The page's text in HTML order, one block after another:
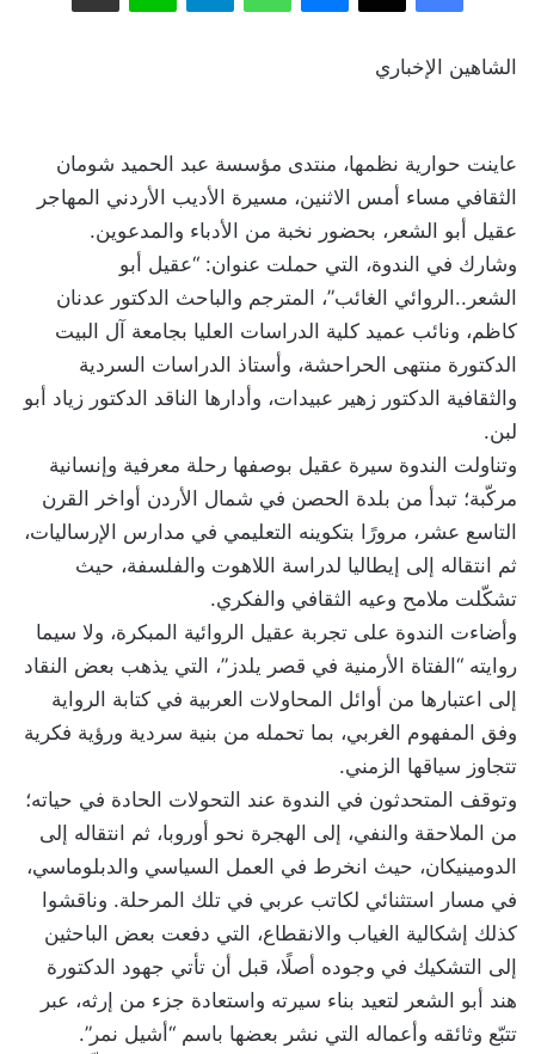
الشاهين الإخباري
عاينت حوارية نظمها، منتدى مؤسسة عبد الحميد شومان
الثقافي مساء أمس الاثنين، مسيرة الأديب الأردني المهاجر
عقيل أبو الشعر، بحضور نخبة من الأدباء والمدعوين.
وشارك في الندوة، التي حملت عنوان: “عقيل أبو
الشعر..الروائي الغائب”، المترجم والباحث الدكتور عدنان
كاظم، ونائب عميد كلية الدراسات العليا بجامعة آل البيت
الدكتورة منتهى الحراحشة، وأستاذ الدراسات السردية
والثقافية الدكتور زهير عبيدات، وأدارها الناقد الدكتور زياد أبو
لبن.
وتناولت الندوة سيرة عقيل بوصفها رحلة معرفية وإنسانية
مركّبة؛ تبدأ من بلدة الحصن في شمال الأردن أواخر القرن
التاسع عشر، مرورًا بتكوينه التعليمي في مدارس الإرساليات،
ثم انتقاله إلى إيطاليا لدراسة اللاهوت والفلسفة، حيث
تشكّلت ملامح وعيه الثقافي والفكري.
وأضاءت الندوة على تجربة عقيل الروائية المبكرة، ولا سيما
روايته “الفتاة الأرمنية في قصر يلدز”، التي يذهب بعض النقاد
إلى اعتبارها من أوائل المحاولات العربية في كتابة الرواية
وفق المفهوم الغربي، بما تحمله من بنية سردية ورؤية فكرية
تتجاوز سياقها الزمني.
وتوقف المتحدثون في الندوة عند التحولات الحادة في حياته؛
من الملاحقة والنفي، إلى الهجرة نحو أوروبا، ثم انتقاله إلى
الدومينيكان، حيث انخرط في العمل السياسي والدبلوماسي،
في مسار استثنائي لكاتب عربي في تلك المرحلة. وناقشوا
كذلك إشكالية الغياب والانقطاع، التي دفعت بعض الباحثين
إلى التشكيك في وجوده أصلًا، قبل أن تأتي جهود الدكتورة
هند أبو الشعر لتعيد بناء سيرته واستعادة جزء من إرثه، عبر
تتبّع وثائقه وأعماله التي نشر بعضها باسم “أشيل نمر”.